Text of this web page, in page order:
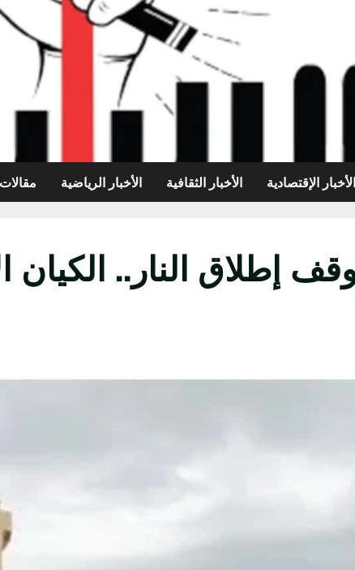
الأخبار الإقتصادية الأخبار الثقافية الأخبار الرياضية
إطلاق النار..